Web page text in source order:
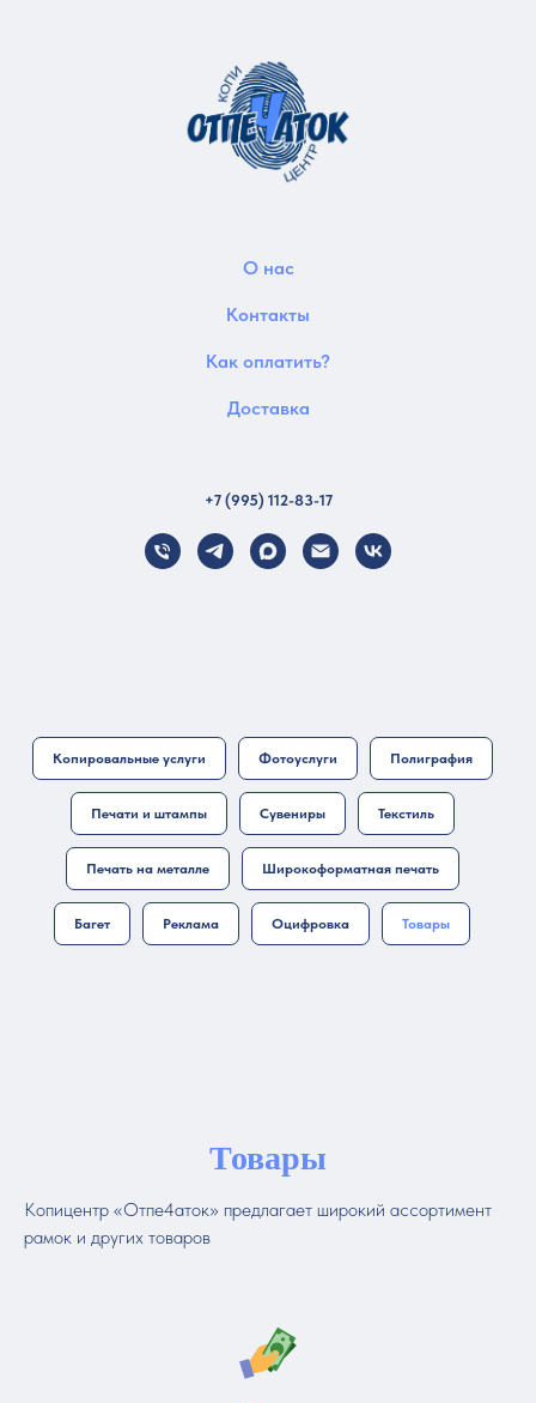
О нас
Контакты
Как оплатить?
Доставка
+7 (995) 112-83-17
Копировальные услуги Фотоуслуги Полиграфия
Печати и штампы Сувениры Текстиль
Печать на металле Широкоформатная печать
Багет Реклама Оцифровка Товары
Товары
Копицентр «Отпе4аток» предлагает широкий ассортимент
рамок и других товаров